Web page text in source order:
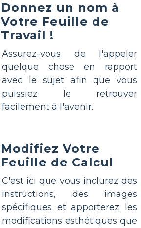
Donnez un nom à
Votre Feuille de
Travail !
Assurez-vous de l'appeler
quelque chose en rapport
avec le sujet afin que vous
puissiez le retrouver
facilement à l'avenir.
Modifiez Votre
Feuille de Calcul
C'est ici que vous inclurez des
instructions, des images
spécifiques et apporterez les
modifications esthétiques que